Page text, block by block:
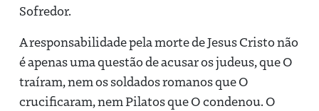
Sofredor.
A responsabilidade pela morte de Jesus Cristo não
é apenas uma questão de acusar os judeus, que O
traíram, nem os soldados romanos que O
crucificaram, nem Pilatos que O condenou. O